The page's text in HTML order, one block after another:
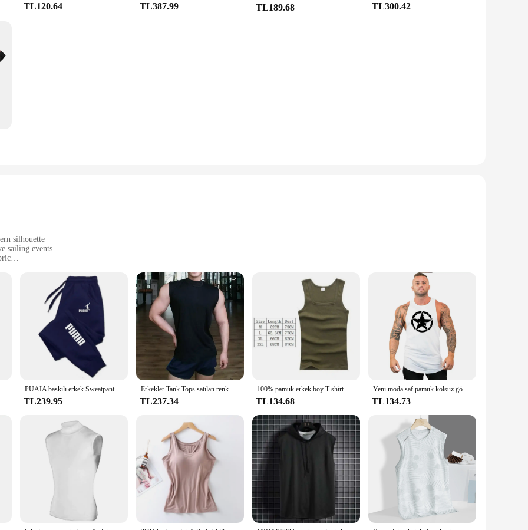
TL120.64 TL387.99 TL189.68 TL300.42
Camiseta Para Treino Preta kuru-fit Dark Lab - Camisa akademi, Fitness, muscula,, kuru FIT
silhouette
sailing events
customized fit
S are designed to withstand the rigors of competitive sailing. The high-quality fabric ensures both durability and comfort, making
The pants' weather-resistant properties shield you from the elements, whether you're on the water or on the dock.
but also enhances your performance on the water. The adjustable waistband allows for a customized fit, ensuring that you can move
streamlined silhouette, making them suitable for both men and women who prioritize both functionality and fashion in their sailing attire.
Whether you're a professional sailor or an enthusiast, these pants are an excellent choice for anyone looking for a reliable and
erkekler spor salonları pantolon sıkı açık rahat Sweatpants koşu erkek pantolon S-3XL PUAIA baskılı erkek Sweatpants bahar sonbahar koşu pantolon spor gevşek Fit giyim düz renk kıyafet Streetwear pantolon
TL239.95
Erkekler Tank Tops satılan renk balıkçı yaka vücut kolsuz gömlek yüksek elastikiyet Fittness egzersiz
TL237.34
100% pamuk erkek boy T-shirt kolsuz Tank Top katı renk spor erkekler kas yelekler vücut geliştirme T Shirt erkekler Tees için
TL134.68
Yeni moda saf pamuk kolsuz gömlek yelek erkek spor gömlek erkek fanila vücut geliştirme egzersizi spor yelek spor bana
TL134.73